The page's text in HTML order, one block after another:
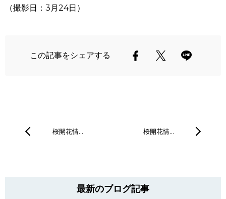
（撮影日：3月24日）
この記事をシェアする
桜開花情… 桜開花情…
最新のブログ記事